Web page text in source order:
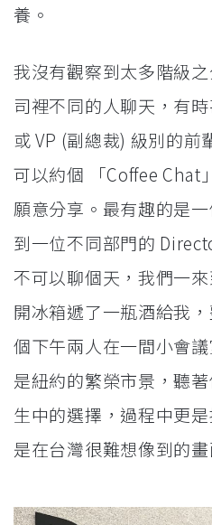
養。
我沒有觀察到太多階級
司裡不同的人聊天，有
或 VP (副總裁) 級別的前
可以約個 「Coffee Chat
願意分享。最有趣的是
到一位不同部門的
不可以聊個天，我們一
開冰箱遞了一瓶酒給我
個下午兩人在一間小會
是紐約的繁榮市景，聽
生中的選擇，過程中更
是在台灣很難想像到的畫